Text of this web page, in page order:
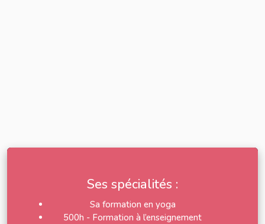
Ses spécialités :
Sa formation en yoga
500h - Formation à l’enseignement